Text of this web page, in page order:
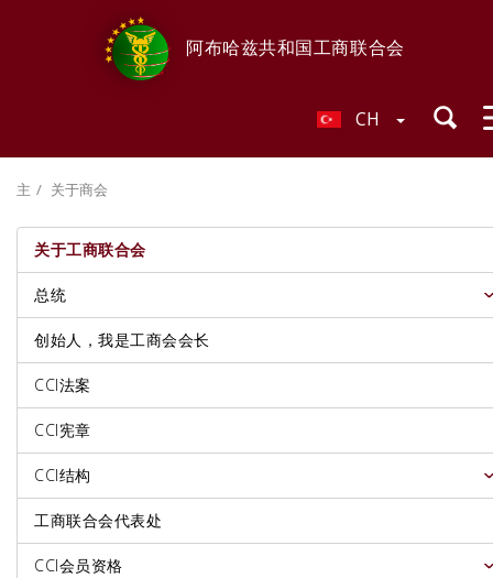
阿布哈兹共和国工商联合会
CH
主 关于商会
关于工商联合会
总统
创始人，我是工商会会长
CCI法案
CCI宪章
CCI结构
工商联合会代表处
CCI会员资格